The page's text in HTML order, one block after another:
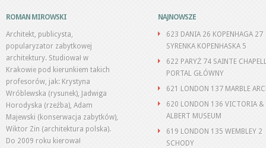
ROMAN MIROWSKI
Architekt, publicysta,
popularyzator zabytkowej
architektury. Studiował w
Krakowie pod kierunkiem takich
profesorów, jak: Krystyna
Wróblewska (rysunek), Jadwiga
Horodyska (rzeźba), Adam
Majewski (konserwacja zabytków),
Wiktor Zin (architektura polska).
Do 2009 roku kierował
NAJNOWSZE
623 DANIA 26 KOPENHAGA 27
SYRENKA KOPENHASKA 5
622 PARYŻ 74 SAINTE
PORTAL GŁÓWNY
621 LONDON 137 MARBLE
620 LONDON 136 VICTORIA &
ALBERT MUSEUM
619 LONDON 135 WEMBLEY 2
SCHODY